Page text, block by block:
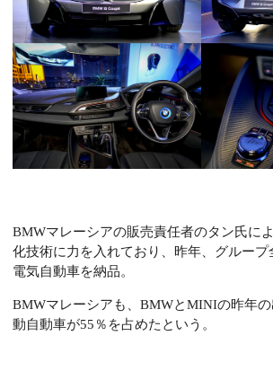
BMWマレーシアの販売責任者のタン氏に
化技術に力を入れており、昨年、グループ
電気自動車を納品。
BMWマレーシアも、BMWとMINIの昨年
動自動車が55％を占めたという。